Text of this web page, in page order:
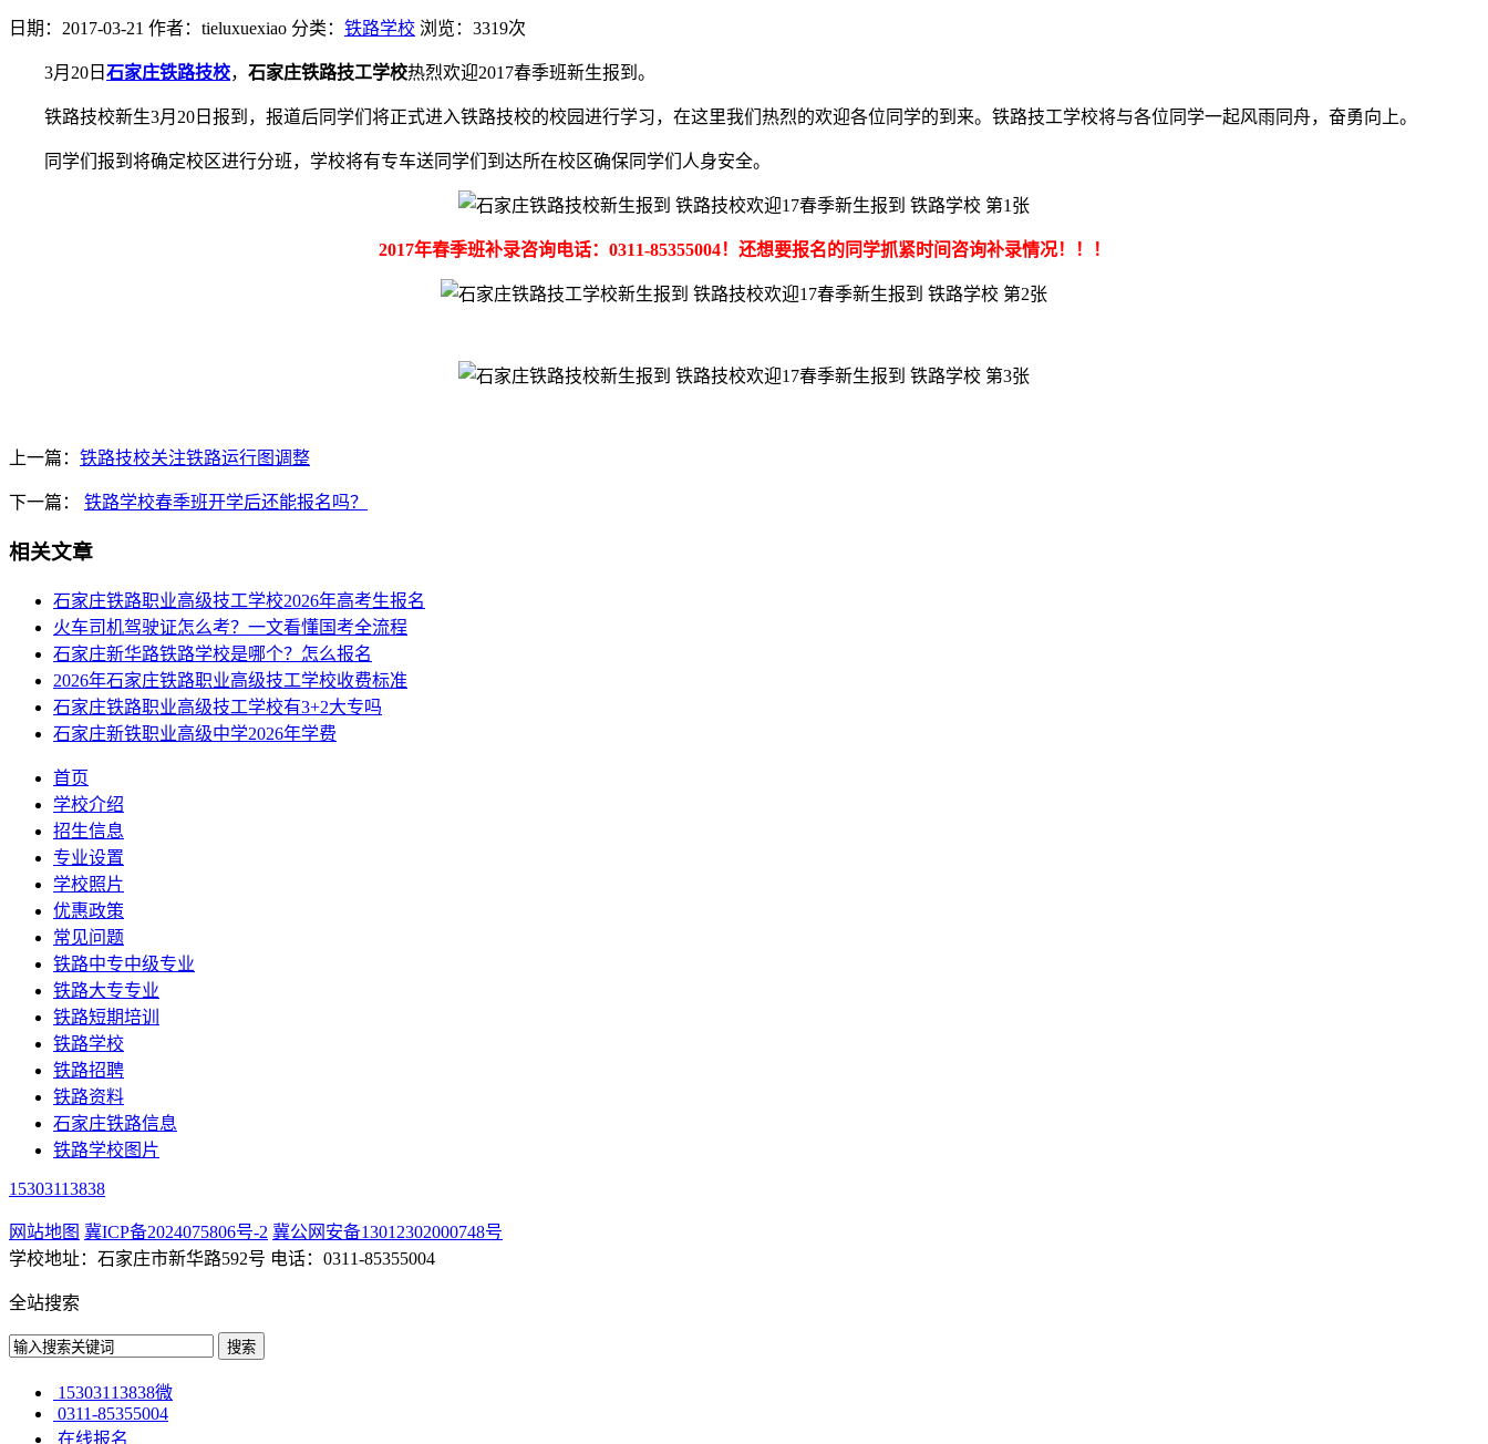
日期：2017-03-21 作者：tieluxuexiao 分类： 铁路学校 浏览：3319次
3月20日 石家庄铁路技校， 石家庄铁路技工学校热烈欢迎2017春季班新生报到。
铁路技校新生3月20日报到，报道后同学们将正式进入铁路技校的校园进行学习，在这里我们热烈的欢迎各位同学的到来。铁路技工学校将与各位同学一起风雨同舟，奋勇向上。
同学们报到将确定校区进行分班，学校将有专车送同学们到达所在校区确保同学们人身安全。
2017年春季班补录咨询电话：0311-85355004！还想要报名的同学抓紧时间咨询补录情况！！！
上一篇： 铁路技校关注铁路运行图调整
下一篇： 铁路学校春季班开学后还能报名吗？
相关文章
石家庄铁路职业高级技工学校2026年高考生报名
火车司机驾驶证怎么考？一文看懂国考全流程
石家庄新华路铁路学校是哪个？怎么报名
2026年石家庄铁路职业高级技工学校收费标准
石家庄铁路职业高级技工学校有3+2大专吗
石家庄新铁职业高级中学2026年学费
首页
学校介绍
招生信息
专业设置
学校照片
优惠政策
常见问题
铁路中专中级专业
铁路大专专业
铁路短期培训
铁路学校
铁路招聘
铁路资料
石家庄铁路信息
铁路学校图片
15303113838
网站地图 冀ICP备2024075806号-2 冀公网安备13012302000748号
学校地址：石家庄市新华路592号 电话：0311-85355004
全站搜索
15303113838微
0311-85355004
在线报名